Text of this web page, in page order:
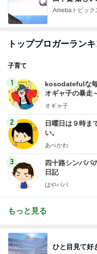
Amebaトピック
トップブロガーラン
子育て
1
kosodatefulな
オギャ子の暴走
オギャ子
2
日曜日は９時ま
い。
あべかわ
3
四十路シンパパ
日記
はやパパ
もっと見る
ひと目見て好